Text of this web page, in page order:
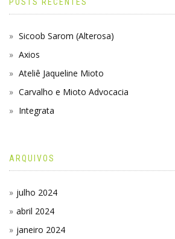
POSTS RECENTES
Sicoob Sarom (Alterosa)
Axios
Ateliê Jaqueline Mioto
Carvalho e Mioto Advocacia
Integrata
ARQUIVOS
julho 2024
abril 2024
janeiro 2024